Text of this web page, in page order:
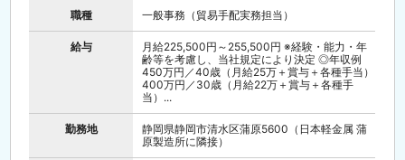
職種 一般事務（貿易手配実務担当）
給与
月給225,500円～255,500円 ※経験・能力・年
齢等を考慮し、当社規定により決定 ◎年収例
450万円／40歳（月給25万＋賞与＋各種手当）
400万円／30歳（月給22万＋賞与＋各種手
当）...
勤務地
静岡県静岡市清水区蒲原5600（日本軽金属 蒲
原製造所に隣接）